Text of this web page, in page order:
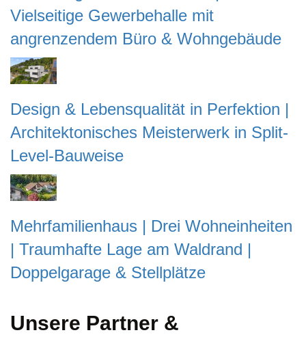
Vielseitige Gewerbehalle mit
angrenzendem Büro & Wohngebäude
Design & Lebensqualität in Perfektion |
Architektonisches Meisterwerk in Split-
Level-Bauweise
Mehrfamilienhaus | Drei Wohneinheiten
| Traumhafte Lage am Waldrand |
Doppelgarage & Stellplätze
Unsere Partner &